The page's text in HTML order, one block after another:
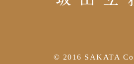
© 2016 SAKATA